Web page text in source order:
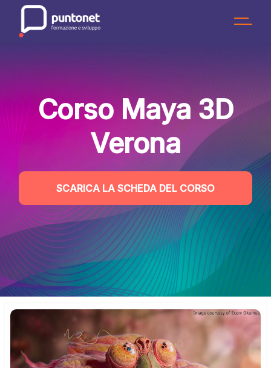
content
Corso Maya 3D
Verona
SCARICA LA SCHEDA DEL CORSO